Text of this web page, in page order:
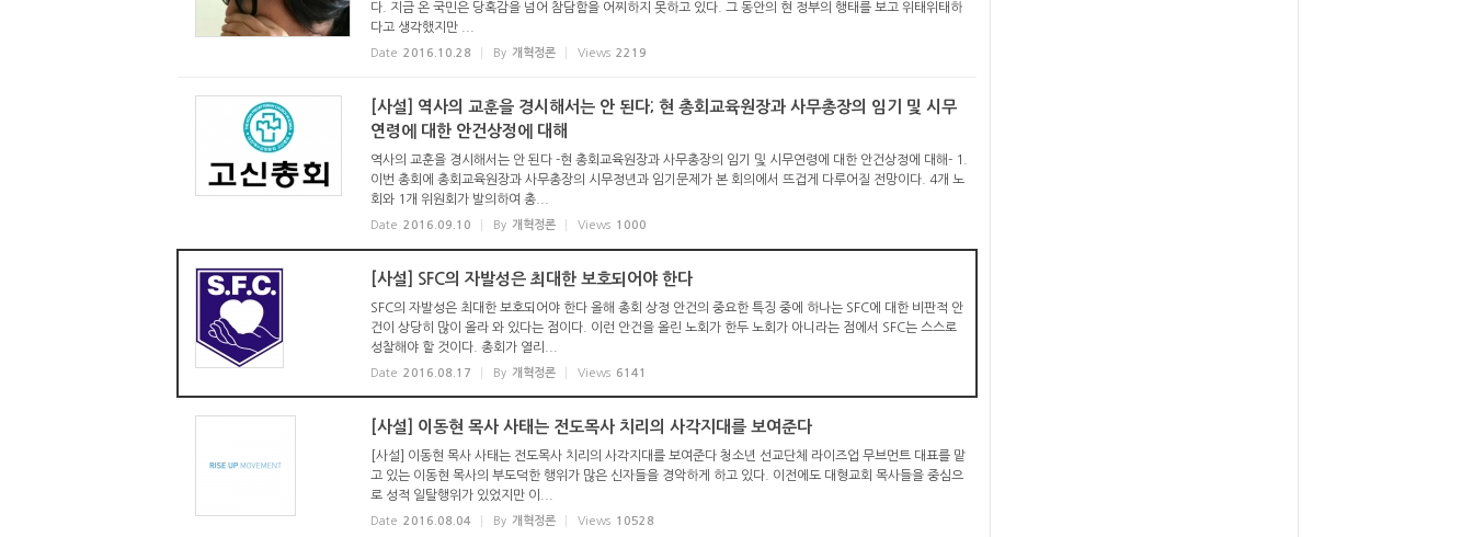
다. 지금 온 국민은 당혹감을 넘어 참담함을 어찌하지 못하고 있다. 그 동안의 현 정부의 행태를 보고 위태위태하
다고 생각했지만 ...
Date 2016.10.28 By 개혁정론 Views 2219
[사설] 역사의 교훈을 경시해서는 안 된다; 현 총회교육원장과 사무총장의 임기 및 시무
연령에 대한 안건상정에 대해
역사의 교훈을 경시해서는 안 된다 -현 총회교육원장과 사무총장의 임기 및 시무연령에 대한 안건상정에 대해- 1.
이번 총회에 총회교육원장과 사무총장의 시무정년과 임기문제가 본 회의에서 뜨겁게 다루어질 전망이다. 4개 노
회와 1개 위원회가 발의하여 총...
Date 2016.09.10 By 개혁정론 Views 1000
[사설] SFC의 자발성은 최대한 보호되어야 한다
SFC의 자발성은 최대한 보호되어야 한다 올해 총회 상정 안건의 중요한 특징 중에 하나는 SFC에 대한 비판적 안
건이 상당히 많이 올라 와 있다는 점이다. 이런 안건을 올린 노회가 한두 노회가 아니라는 점에서 SFC는 스스로
성찰해야 할 것이다. 총회가 열리...
Date 2016.08.17 By 개혁정론 Views 6141
[사설] 이동현 목사 사태는 전도목사 치리의 사각지대를 보여준다
[사설] 이동현 목사 사태는 전도목사 치리의 사각지대를 보여준다 청소년 선교단체 라이즈업 무브먼트 대표를 맡
고 있는 이동현 목사의 부도덕한 행위가 많은 신자들을 경악하게 하고 있다. 이전에도 대형교회 목사들을 중심으
로 성적 일탈행위가 있었지만 이...
Date 2016.08.04 By 개혁정론 Views 10528